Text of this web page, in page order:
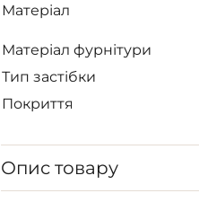
Матеріал
Матеріал фурнітури
Тип застібки
Покриття
Опис товару